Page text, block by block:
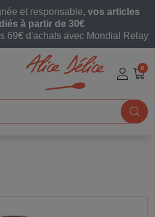
et responsable, vos articles
à partir de 30€
69€ d'achats avec Mondial Relay
0